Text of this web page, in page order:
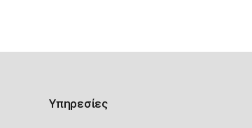
Υπηρεσίες